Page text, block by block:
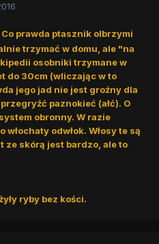
Co prawda ptasznik olbrzymi
trzymać w domu, ale "na
osobniki trzymane w
do 30cm (wliczając w to
jego jad nie jest groźny dla
paznokieć (ałć). O
obronny. W razie
odwłok. Włosy te są
ze skórą jest bardzo, ale to
ryby bez kości.